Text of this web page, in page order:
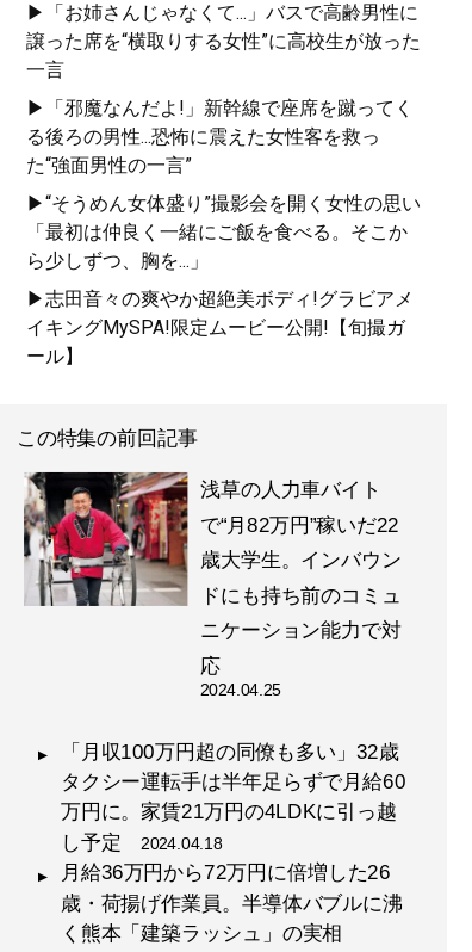
▶「お姉さんじゃなくて...」バスで高齢男性に
譲った席を“横取りする女性”に高校生が放った
一言
▶「邪魔なんだよ!」新幹線で座席を蹴ってく
る後ろの男性...恐怖に震えた女性客を救っ
た“強面男性の一言”
▶“そうめん女体盛り”撮影会を開く女性の思い
「最初は仲良く一緒にご飯を食べる。そこか
ら少しずつ、胸を...」
▶志田音々の爽やか超絶美ボディ!グラビアメ
イキングMySPA!限定ムービー公開!【旬撮ガ
ール】
この特集の前回記事
浅草の人力車バイト
で“月82万円”稼いだ22
歳大学生。インバウン
ドにも持ち前のコミュ
ニケーション能力で対
応
2024.04.25
「月収100万円超の同僚も多い」32歳
タクシー運転手は半年足らずで月給60
万円に。家賃21万円の4LDKに引っ越
し予定
2024.04.18
月給36万円から72万円に倍増した26
歳・荷揚げ作業員。半導体バブルに沸
く熊本「建築ラッシュ」の実相